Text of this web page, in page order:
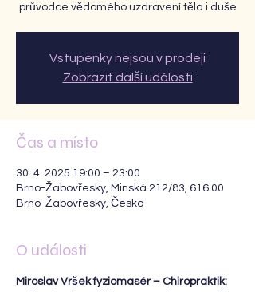
průvodce vědomého uzdravení těla i duše
Vstupenky nejsou v prodeji
Zobrazit další události
Čas a místo
30. 4. 2025 19:00 – 23:00
Brno-Žabovřesky, Minská 212/83, 616 00
Brno-Žabovřesky, Česko
O události
Miroslav Vršek fyziomasér – Chiropraktik: